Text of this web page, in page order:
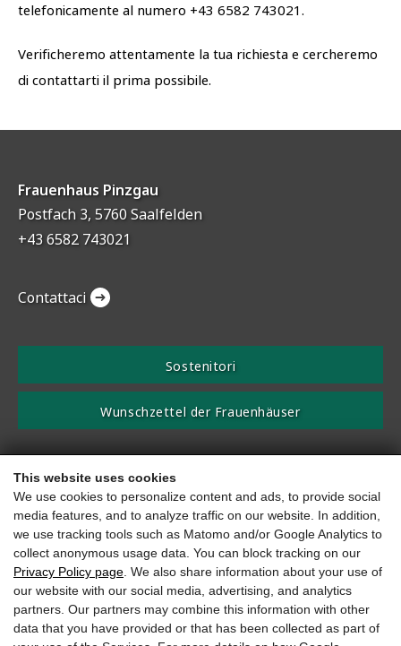
This website uses cookies
We use cookies to personalize content and ads, to provide social
media features, and to analyze traffic on our website. In addition,
we use tracking tools such as Matomo and/or Google Analytics to
collect anonymous usage data. You can block tracking on our
Privacy Policy page . We also share information about your use of
our website with our social media, advertising, and analytics
partners. Our partners may combine this information with other
data that you have provided or that has been collected as part of
telefonicamente al numero +43 6582 743021.
Verificheremo attentamente la tua richiesta e cercheremo
di contattarti il prima possibile.
La vostra donazione è deducibile dalle tasse!
secondo la notifica del beneficiario della donazione n. SO 2506
IBAN AT08 2040 4016 0016 6330
Impronta Protezione dei dati Accessibilità
Frauenhaus Pinzgau
Postfach 3, 5760 Saalfelden
+43 6582 743021
Contattaci
Sostenitori
Wunschzettel der Frauenhäuser
Website by